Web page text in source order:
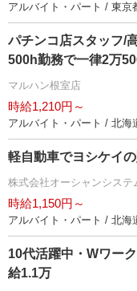
アルバイト・パート / 東京
パチンコ店スタッフ/
500h勤務で一律2万
マルハン根室店
時給1,210円～
アルバイト・パート / 北海
軽自動車でヨシケイ
株式会社オーシャンシステ
時給1,150円～
アルバイト・パート / 北海
10代活躍中・Wワー
給1.1万